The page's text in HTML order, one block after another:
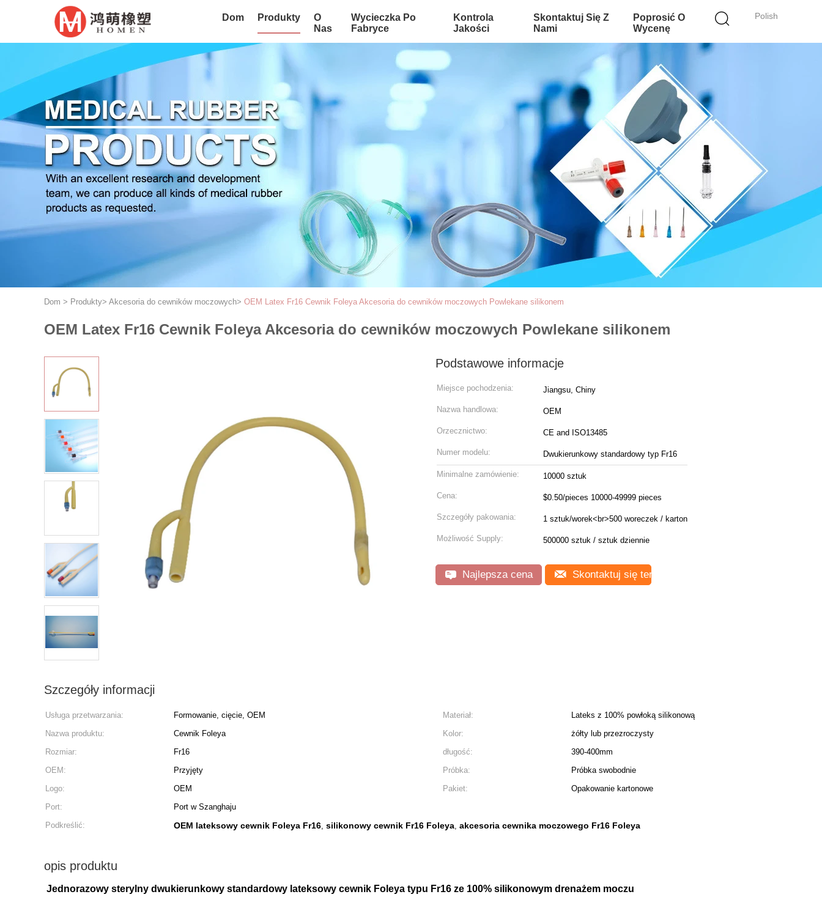
Polish
Dom Produkty
O
Nas
Wycieczka Po
Fabryce
Kontrola
Jakości
Skontaktuj Się Z
Nami
Poprosić O
Wycenę
Dom > Produkty> Akcesoria do cewników moczowych> OEM Latex Fr16 Cewnik Foleya Akcesoria do cewników moczowych Powlekane silikonem
OEM Latex Fr16 Cewnik Foleya Akcesoria do cewników moczowych Powlekane silikonem
Podstawowe informacje
Miejsce pochodzenia: Jiangsu, Chiny
Nazwa handlowa: OEM
Orzecznictwo: CE and ISO13485
Numer modelu: Dwukierunkowy standardowy typ Fr16
Minimalne zamówienie: 10000 sztuk
Cena: $0.50/pieces 10000-49999 pieces
Szczegóły pakowania: 1 sztuk/worek<br>500 woreczek / karton
Możliwość Supply: 500000 sztuk / sztuk dziennie
Najlepsza cena Skontaktuj się teraz
Szczegóły informacji
Usługa przetwarzania: Formowanie, cięcie, OEM Materiał:
Lateks z 100% powłoką silikonową
Nazwa produktu:
Cewnik Foleya Kolor:
żółty lub przezroczysty
Rozmiar:
Fr16 długość:
390-400mm
OEM:
Przyjęty Próbka:
Próbka swobodnie
Logo:
OEM Pakiet:
Opakowanie kartonowe
Port:
Port w Szanghaju
Podkreślić:
OEM lateksowy cewnik Foleya Fr16, silikonowy cewnik Fr16 Foleya, akcesoria cewnika moczowego Fr16 Foleya
opis produktu
Jednorazowy sterylny dwukierunkowy standardowy lateksowy cewnik Foleya typu Fr16 ze 100% silikonowym drenażem moczu